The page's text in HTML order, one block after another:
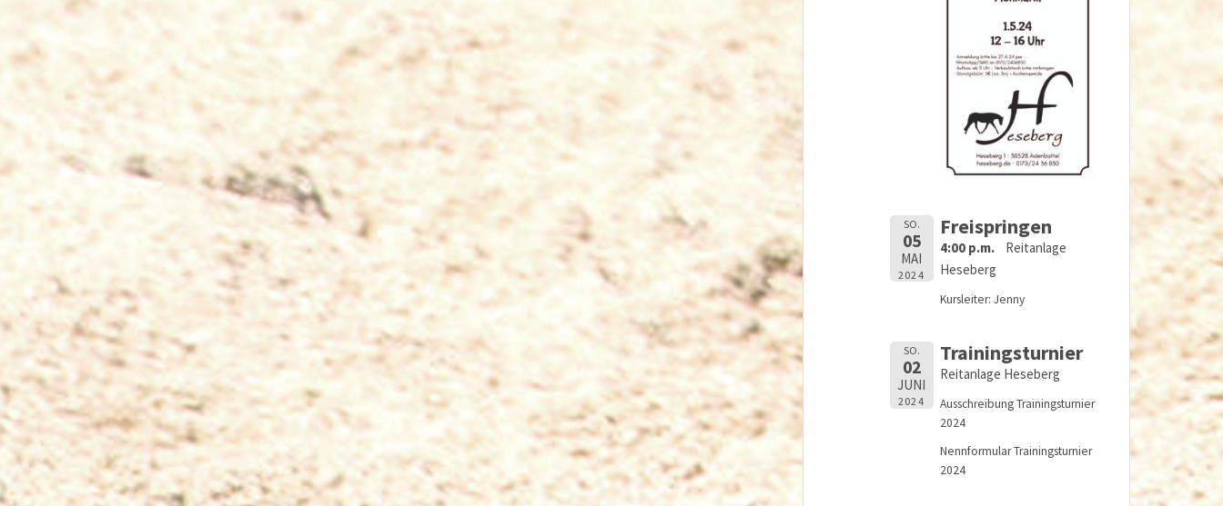
SO.
05
MAI
2024
Freispringen
4:00 p.m.
Reitanlage
Heseberg
Kursleiter: Jenny
SO.
02
JUNI
2024
Trainingsturnier
Reitanlage Heseberg
Ausschreibung Trainingsturnier
2024
Nennformular Trainingsturnier
2024